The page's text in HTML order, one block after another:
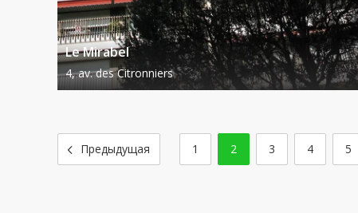
Le Mirabel
4, av. des Citronniers
1 2 3 4 5